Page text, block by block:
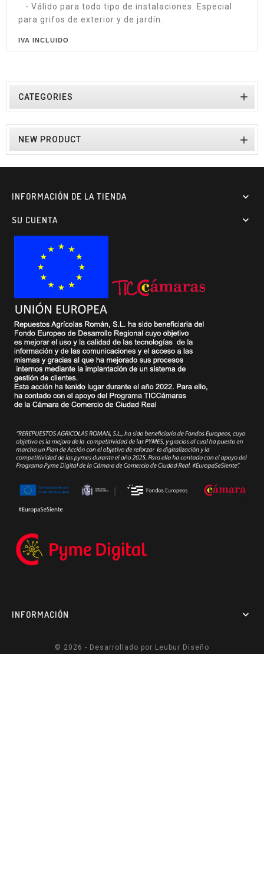
- Válido para todo tipo de instalaciones. Especial
para grifos de exterior y de jardín.
IVA INCLUIDO
CATEGORIES 
NEW PRODUCT 
INFORMACIÓN DE LA TIENDA 
SU CUENTA 
INFORMACIÓN 
© 2026 - Desarrollado por Leubur Diseño